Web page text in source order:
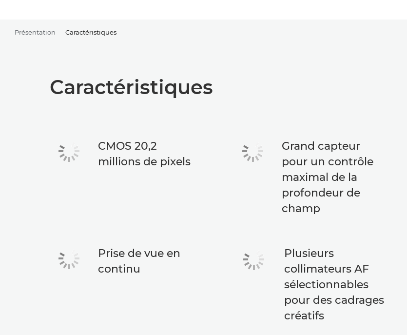
Présentation Caractéristiques
Caractéristiques
CMOS 20,2
millions de pixels
Grand capteur
pour un contrôle
maximal de la
profondeur de
champ
Prise de vue en
continu
Plusieurs
collimateurs AF
sélectionnables
pour des cadrages
créatifs